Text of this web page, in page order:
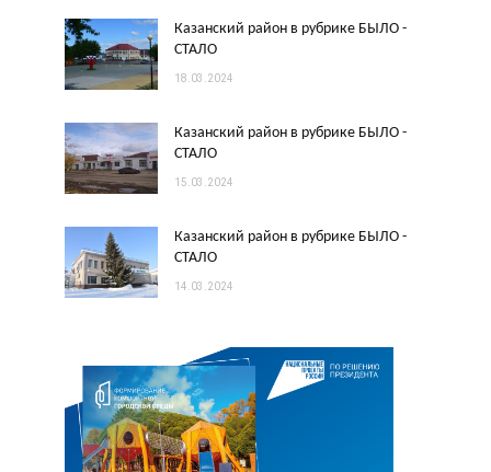
Казанский район в рубрике БЫЛО -
СТАЛО
18.03.2024
Казанский район в рубрике БЫЛО -
СТАЛО
15.03.2024
Казанский район в рубрике БЫЛО -
СТАЛО
14.03.2024